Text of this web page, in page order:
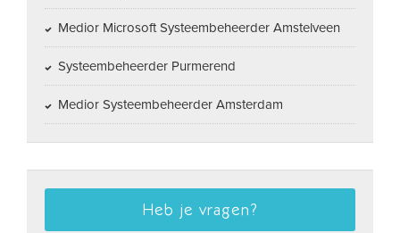
Medior Microsoft Systeembeheerder Amstelveen
Systeembeheerder Purmerend
Medior Systeembeheerder Amsterdam
Heb je vragen?